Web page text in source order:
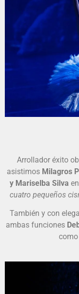
Odette
Arrollador éxito
asistimos Milagros
y Mariselba Silva
cuatro pequeños
También y con
ambas funciones